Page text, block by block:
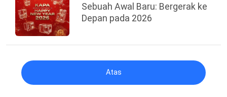
Sebuah Awal Baru: Bergerak ke
Depan pada 2026
Atas